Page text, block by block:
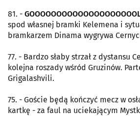
81. -
spod własnej bramki Kelemena i
bramkarzem Dinama wygrywa
77. - Bardzo słaby strzał z dystansu
kolejna roszady wśród Gruzinów.
Grigalashvili.
75. - Goście będą kończyć mecz w
kartkę - za faul na uciekającym